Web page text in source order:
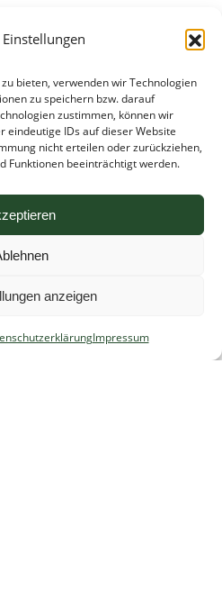
bieten, verwenden wir Technologien
zu speichern bzw. darauf
zustimmen, können wir
eindeutige IDs auf dieser Website
nicht erteilen oder zurückziehen,
Funktionen beeinträchtigt werden.
anzeigen
Impressum